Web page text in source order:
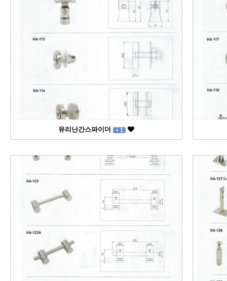
유리난간스파이더 + 1